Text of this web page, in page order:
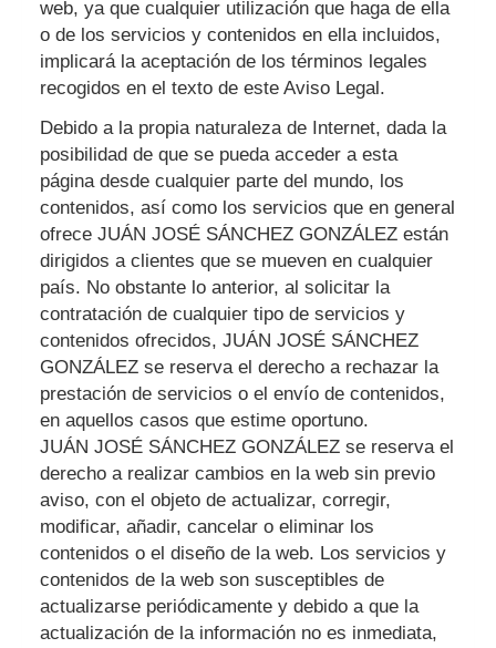
web, ya que cualquier utilización que haga de ella
o de los servicios y contenidos en ella incluidos,
implicará la aceptación de los términos legales
recogidos en el texto de este Aviso Legal.
Debido a la propia naturaleza de Internet, dada la
posibilidad de que se pueda acceder a esta
página desde cualquier parte del mundo, los
contenidos, así como los servicios que en general
ofrece JUÁN JOSÉ SÁNCHEZ GONZÁLEZ están
dirigidos a clientes que se mueven en cualquier
país. No obstante lo anterior, al solicitar la
contratación de cualquier tipo de servicios y
contenidos ofrecidos, JUÁN JOSÉ SÁNCHEZ
GONZÁLEZ se reserva el derecho a rechazar la
prestación de servicios o el envío de contenidos,
en aquellos casos que estime oportuno.
JUÁN JOSÉ SÁNCHEZ GONZÁLEZ se reserva el
derecho a realizar cambios en la web sin previo
aviso, con el objeto de actualizar, corregir,
modificar, añadir, cancelar o eliminar los
contenidos o el diseño de la web. Los servicios y
contenidos de la web son susceptibles de
actualizarse periódicamente y debido a que la
actualización de la información no es inmediata,